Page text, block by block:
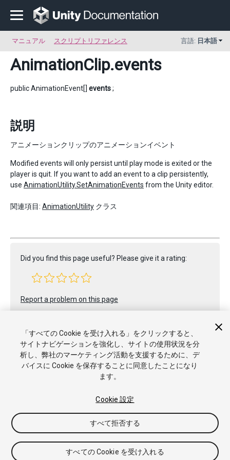
マニュアル スクリプトリファレンス 言語: 日本語
AnimationClip.events
public AnimationEvent[] events;
説明
アニメーションクリップのアニメーションイベント
Modified events will only persist until play mode is exited or the
player is quit. If you want to add an event to a clip persistently,
use AnimationUtility.SetAnimationEvents from the Unity editor.
関連項目: AnimationUtility クラス
Did you find this page useful? Please give it a rating:
Report a problem on this page
Copyright © 2023 Unity Technologies. Publication 2022.1
商標と利用規約 法律関連
「すべての Cookie を受け入れる」をクリックすると、
サイトナビゲーションを強化し、サイトの使用状況を分
析し、弊社のマーケティング活動を支援するために、デ
バイスに Cookie を保存することに同意したことになり
ます。
Cookie 設定
すべて拒否する
すべての Cookie を受け入れる